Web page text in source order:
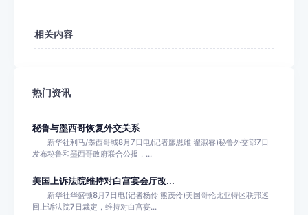
相关内容
热门资讯
秘鲁与墨西哥恢复外交关系
新华社利马/墨西哥城8月7日电(记者廖思维 翟淑睿)秘鲁外交部7日
发布秘鲁和墨西哥政府联合公报，...
美国上诉法院维持对白宫宴会厅改...
新华社华盛顿8月7日电(记者杨伶 熊茂伶)美国哥伦比亚特区联邦巡
回上诉法院7日裁定，维持对白宫宴...